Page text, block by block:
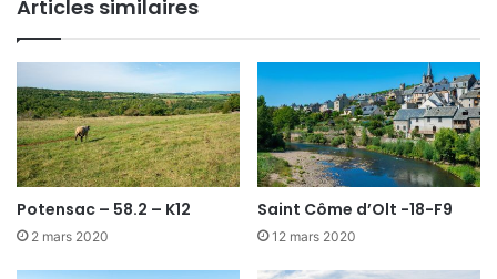
Articles similaires
Potensac – 58.2 – K12
2 mars 2020
Saint Côme d’Olt -18-F9
12 mars 2020